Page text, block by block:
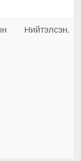
Нийтэлсэн.